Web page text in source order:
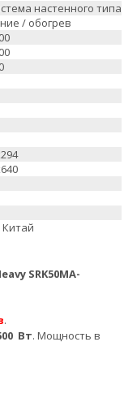
настенного типа
/ обогрев
SRK50MA-
.
Вт. Мощность в